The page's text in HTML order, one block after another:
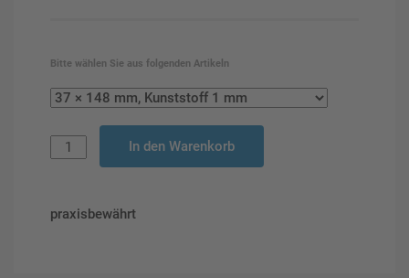
Bitte wählen Sie aus folgenden Artikeln
In den Warenkorb
praxisbewährt